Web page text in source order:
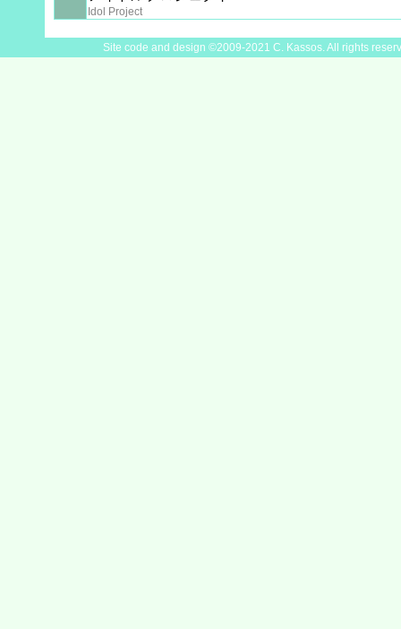
Idol Project
Site code and design ©2009-2021 C. Kassos. All rights